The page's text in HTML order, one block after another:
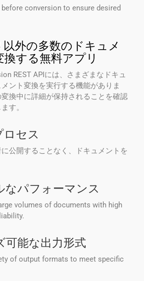
conversion to ensure desired
外の多数のドキュメ
する無料アプリ
REST APIには、さまざまなドキュ
ント変換を実行する機能がありま
換中に詳細が保持されることを確認
す。
セス
公開することなく、ドキュメントを
なパフォーマンス
volumes of documents with high
可能な出力形式
of output formats to meet specific